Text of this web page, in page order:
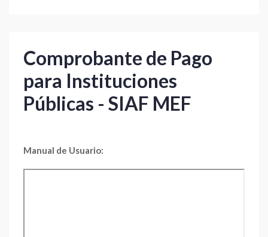
Comprobante de Pago
para Instituciones
Públicas - SIAF MEF
Manual de Usuario: